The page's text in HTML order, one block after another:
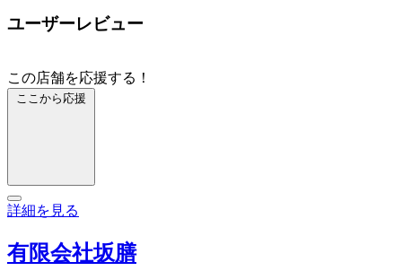
ユーザーレビュー
この店舗を応援する！
ここから応援
詳細を見る
有限会社坂膳